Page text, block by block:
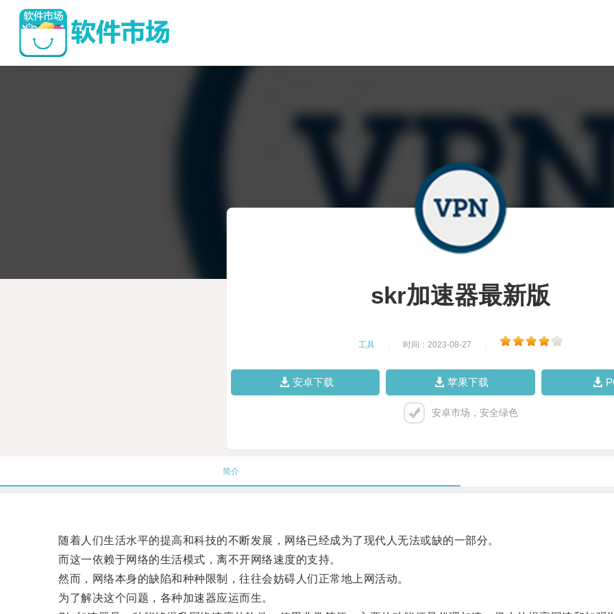
skr加速器最新版
工具 时间：2023-08-27
安卓下载 苹果下载
安卓市场，安全绿色
简介
随着人们生活水平的提高和科技的不断发展，网络已经成为了现代人无法或缺的一部分。
而这一依赖于网络的生活模式，离不开网络速度的支持。
然而，网络本身的缺陷和种种限制，往往会妨碍人们正常地上网活动。
为了解决这个问题，各种加速器应运而生。